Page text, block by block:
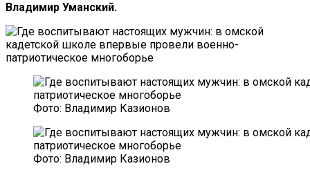
Владимир Уманский.
Фото: Владимир Казионов
Фото: Владимир Казионов